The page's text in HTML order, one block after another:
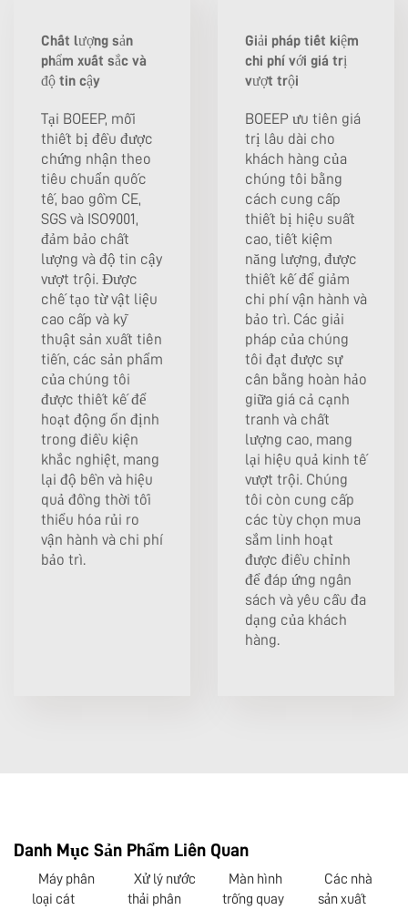
Chất lượng sản
phẩm xuất sắc và
độ tin cậy
Tại BOEEP, mỗi
thiết bị đều được
chứng nhận theo
tiêu chuẩn quốc
tế, bao gồm CE,
SGS và ISO9001,
đảm bảo chất
lượng và độ tin cậy
vượt trội. Được
chế tạo từ vật liệu
cao cấp và kỹ
thuật sản xuất tiên
tiến, các sản phẩm
của chúng tôi
được thiết kế để
hoạt động ổn định
trong điều kiện
khắc nghiệt, mang
lại độ bền và hiệu
quả đồng thời tối
thiểu hóa rủi ro
vận hành và chi phí
bảo trì.
Giải pháp tiết kiệm
chi phí với giá trị
vượt trội
BOEEP ưu tiên giá
trị lâu dài cho
khách hàng của
chúng tôi bằng
cách cung cấp
thiết bị hiệu suất
cao, tiết kiệm
năng lượng, được
thiết kế để giảm
chi phí vận hành và
bảo trì. Các giải
pháp của chúng
tôi đạt được sự
cân bằng hoàn hảo
giữa giá cả cạnh
tranh và chất
lượng cao, mang
lại hiệu quả kinh tế
vượt trội. Chúng
tôi còn cung cấp
các tùy chọn mua
sắm linh hoạt
được điều chỉnh
để đáp ứng ngân
sách và yêu cầu đa
dạng của khách
hàng.
Danh Mục Sản Phẩm Liên Quan
Máy phân
loại cát
Xử lý nước
thải phân
Màn hình
trống quay
Các nhà
sản xuất